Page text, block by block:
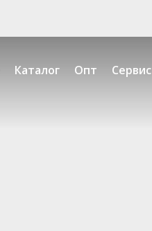
Каталог Опт Сервис